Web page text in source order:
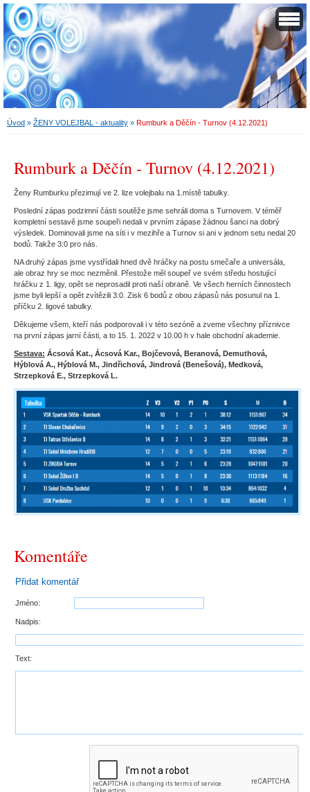
Úvod » ŽENY VOLEJBAL - aktuality » Rumburk a Děčín - Turnov (4.12.2021)
Rumburk a Děčín - Turnov (4.12.2021)
Ženy Rumburku přezimují ve 2. lize volejbalu na 1.místě tabulky.
Poslední zápas podzimní části soutěže jsme sehráli doma s Turnovem. V téměř
kompletní sestavě jsme soupeři nedali v prvním zápase žádnou šanci na dobrý
výsledek. Dominovali jsme na síti i v mezihře a Turnov si ani v jednom setu nedal 20
bodů. Takže 3:0 pro nás.
NA druhý zápas jsme vystřídali hned dvě hráčky na postu smečaře a universála,
ale obraz hry se moc nezměnil. Přestože měl soupeř ve svém středu hostující
hráčku z 1. ligy, opět se neprosadil proti naší obraně. Ve všech herních činnostech
jsme byli lepší a opět zvítězili 3:0. Zisk 6 bodů z obou zápasů nás posunul na 1.
příčku 2. ligové tabulky.
Děkujeme všem, kteří nás podporovali i v této sezóně a zveme všechny příznivce
na první zápas jarní části, a to 15. 1. 2022 v 10.00 h v hale obchodní akademie.
Sestava: Ácsová Kat., Ácsová Kar., Bojčevová, Beranová, Demuthová,
Hýblová A., Hýblová M., Jindřichová, Jindrová (Benešová), Medková,
Strzepková E., Strzepková L.
Komentáře
Přidat komentář
Jméno:
Nadpis:
Text: